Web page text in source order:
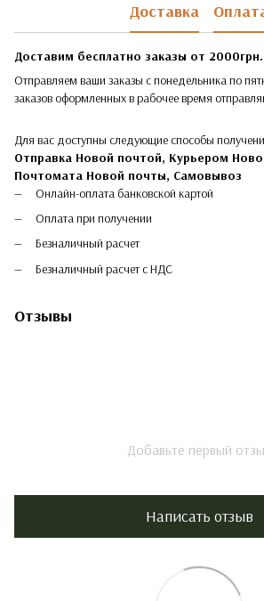
Доставка
Доставим бесплатно заказы от 2000грн.
Отправляем ваши заказы с понедельника по
заказов оформленных в рабочее время
Для вас доступны следующие способы
Отправка Новой почтой, Курьером
Почтомата Новой почты, Самовывоз
Онлайн-оплата банковской картой
Оплата при получении
Безналичный расчет
Безналичный расчет с НДС
Отзывы
Добавьте первый
Написать отзыв